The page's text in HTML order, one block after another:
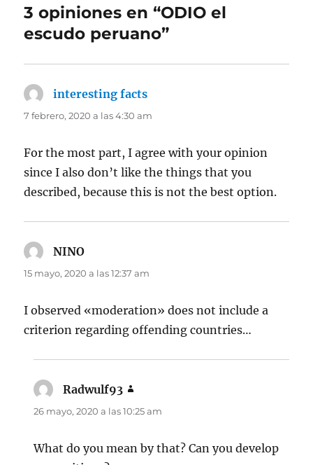
3 opiniones en “ODIO el
escudo peruano”
interesting facts
7 febrero, 2020 a las 4:30 am
For the most part, I agree with your opinion
since I also don’t like the things that you
described, because this is not the best option.
NINO
15 mayo, 2020 a las 12:37 am
I observed «moderation» does not include a
criterion regarding offending countries…
Radwulf93
26 mayo, 2020 a las 10:25 am
What do you mean by that? Can you develop